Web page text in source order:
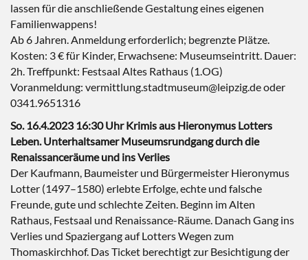
lassen für die anschließende Gestaltung eines eigenen
Familienwappens!
Ab 6 Jahren. Anmeldung erforderlich; begrenzte Plätze.
Kosten: 3 € für Kinder, Erwachsene: Museumseintritt. Dauer:
2h. Treffpunkt: Festsaal Altes Rathaus (1.OG)
Voranmeldung: vermittlung.stadtmuseum@leipzig.de oder
0341.9651316
So. 16.4.2023 16:30 Uhr Krimis aus Hieronymus Lotters
Leben. Unterhaltsamer Museumsrundgang durch die
Renaissanceräume und ins Verlies
Der Kaufmann, Baumeister und Bürgermeister Hieronymus
Lotter (1497–1580) erlebte Erfolge, echte und falsche
Freunde, gute und schlechte Zeiten. Beginn im Alten
Rathaus, Festsaal und Renaissance-Räume. Danach Gang ins
Verlies und Spaziergang auf Lotters Wegen zum
Thomaskirchhof. Das Ticket berechtigt zur Besichtigung der